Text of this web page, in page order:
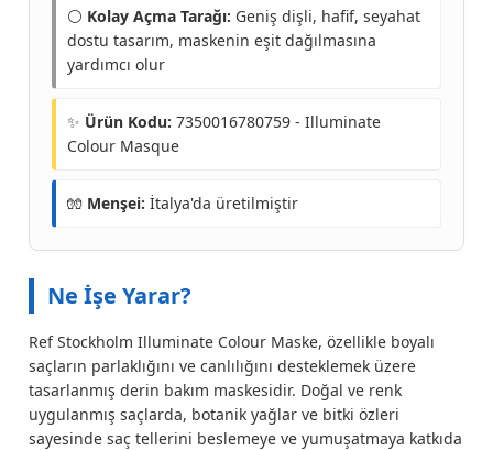
⚪ Kolay Açma Tarağı: Geniş dişli, hafif, seyahat
dostu tasarım, maskenin eşit dağılmasına
yardımcı olur
✨ Ürün Kodu: 7350016780759 - Illuminate
Colour Masque
🧤 Menşei: İtalya'da üretilmiştir
Ne İşe Yarar?
Ref Stockholm Illuminate Colour Maske, özellikle boyalı
saçların parlaklığını ve canlılığını desteklemek üzere
tasarlanmış derin bakım maskesidir. Doğal ve renk
uygulanmış saçlarda, botanik yağlar ve bitki özleri
sayesinde saç tellerini beslemeye ve yumuşatmaya katkıda